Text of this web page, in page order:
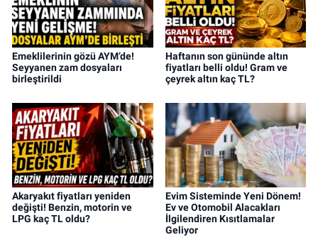
Emeklilerinin gözü AYM’de!
Seyyanen zam dosyaları
birleştirildi
Haftanın son gününde altın
fiyatları belli oldu! Gram ve
çeyrek altın kaç TL?
Akaryakıt fiyatları yeniden
değişti! Benzin, motorin ve
LPG kaç TL oldu?
Evim Sisteminde Yeni Dönem!
Ev ve Otomobil Alacakları
İlgilendiren Kısıtlamalar
Geliyor